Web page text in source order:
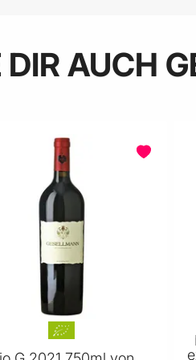
AUCH